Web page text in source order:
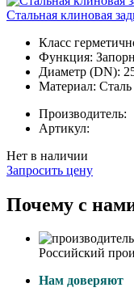
Стальная клиновая
Класс
Функция:
Диаметр (DN):
Материал: Сталь
Производитель:
Артикул:
Нет в наличии
Запросить цену
Почему с
Российский
Нам доверяют